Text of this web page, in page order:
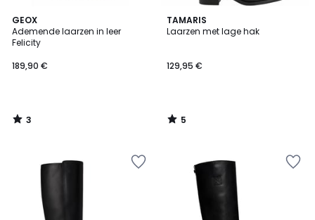
GEOX
Ademende laarzen in leer
Felicity
189,90 €
3
/
5
3
/
TAMARIS
Laarzen met lage hak
129,95 €
5
/
5
/